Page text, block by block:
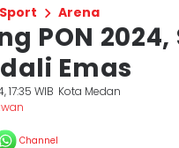
Sport Arena
PON
Emas
WIB Kota Medan
Channel